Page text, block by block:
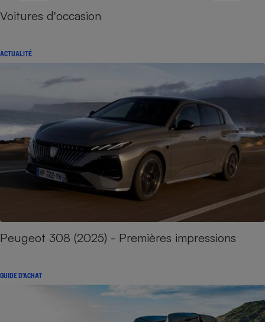
Voitures d'occasion
ACTUALITÉ
Peugeot 308 (2025) - Premières impressions
GUIDE D'ACHAT